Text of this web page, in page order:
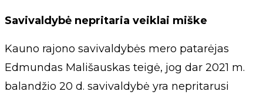
Savivaldybė nepritaria veiklai miške
Kauno rajono savivaldybės mero patarėjas
Edmundas Mališauskas teigė, jog dar 2021 m.
balandžio 20 d. savivaldybė yra nepritarusi